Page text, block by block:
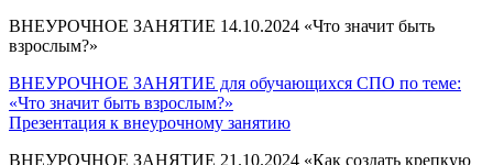
ВНЕУРОЧНОЕ ЗАНЯТИЕ 14.10.2024 «Что значит быть
взрослым?»
ВНЕУРОЧНОЕ ЗАНЯТИЕ для обучающихся СПО по теме:
«Что значит быть взрослым?»
Презентация к внеурочному занятию
ВНЕУРОЧНОЕ ЗАНЯТИЕ 21.10.2024 «Как создать крепкую